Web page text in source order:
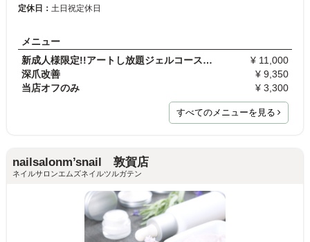
定休日： 土日祝定休日
メニュー
新成人様限定!!アートし放題ジェルコース★空きがない…
¥ 11,000
深爪改善
¥ 9,350
当店オフのみ
¥ 3,300
すべてのメニューを見る
nailsalonm’snail 敦賀店
ネイルサロンエムズネイルツルガテン